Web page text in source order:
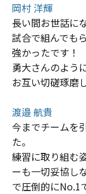
岡村 洋輝
長い間お世話に
試合で組んでも
強かったです！
勇大さんのよう
お互い切磋琢磨
渡邉 航貴
今までチームを
た。
練習に取り組む
ーも一切妥協し
で圧倒的にNo.1